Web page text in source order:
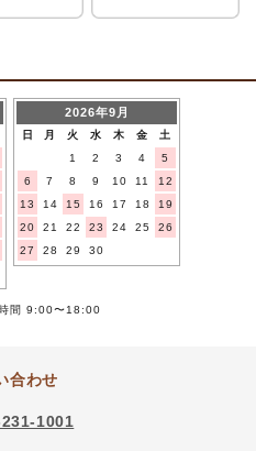
2026年9月
日 月 火 水 木 金
土
1
2 3 4
5
6
7 8 9 10 11
12
13
14 15 16 17 18
19
20
21 22 23 24 25
26
27
28 29 30
間 9:00〜18:00
合わせ
1001